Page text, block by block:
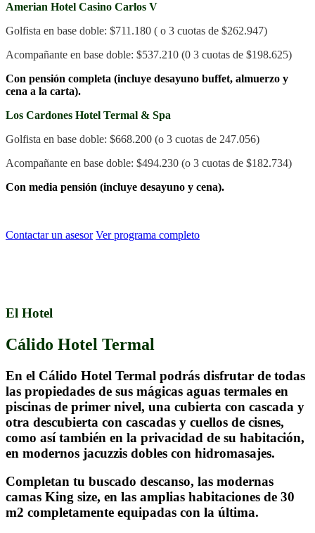
Amerian Hotel Casino Carlos V
Golfista en base doble: $711.180 ( o 3 cuotas de $262.947)
Acompañante en base doble: $537.210 (0 3 cuotas de $198.625)
Con pensión completa (incluye desayuno buffet, almuerzo y
cena a la carta).
Los Cardones Hotel Termal & Spa
Golfista en base doble: $668.200 (o 3 cuotas de 247.056)
Acompañante en base doble: $494.230 (o 3 cuotas de $182.734)
Con media pensión (incluye desayuno y cena).
Contactar un asesor Ver programa completo
El Hotel
Cálido Hotel Termal
En el Cálido Hotel Termal podrás disfrutar de todas
las propiedades de sus mágicas aguas termales en
piscinas de primer nivel, una cubierta con cascada y
otra descubierta con cascadas y cuellos de cisnes,
como así también en la privacidad de su habitación,
en modernos jacuzzis dobles con hidromasajes.
Completan tu buscado descanso, las modernas
camas King size, en las amplias habitaciones de 30
m2 completamente equipadas con la última.